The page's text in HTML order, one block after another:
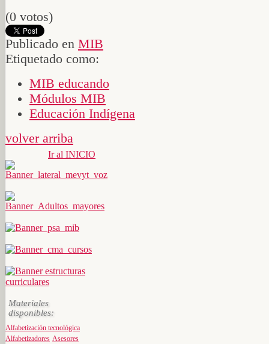
(0 votos)
Publicado en MIB
Etiquetado como:
MIB educando
Módulos MIB
Educación Indígena
volver arriba
Ir al INICIO
Materiales
disponibles:
Alfabetización tecnológica
Alfabetizadores Asesores